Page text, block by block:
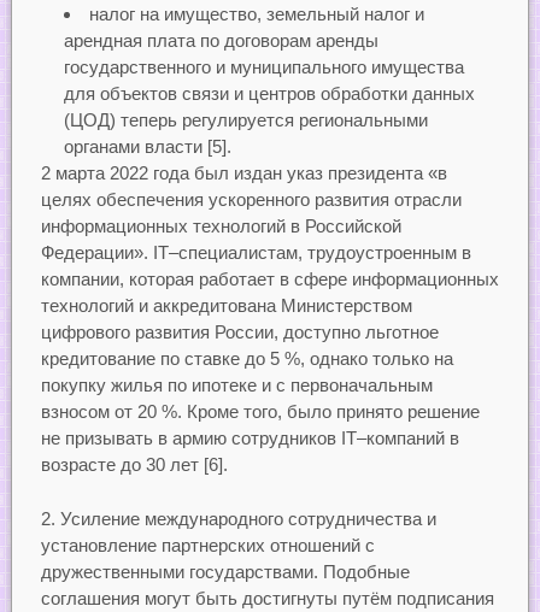
налог на имущество, земельный налог и
арендная плата по договорам аренды
государственного и муниципального имущества
для объектов связи и центров обработки данных
(ЦОД) теперь регулируется региональными
органами власти [5].
2 марта 2022 года был издан указ президента «в
целях обеспечения ускоренного развития отрасли
информационных технологий в Российской
Федерации». IT–специалистам, трудоустроенным в
компании, которая работает в сфере информационных
технологий и аккредитована Министерством
цифрового развития России, доступно льготное
кредитование по ставке до 5 %, однако только на
покупку жилья по ипотеке и с первоначальным
взносом от 20 %. Кроме того, было принято решение
не призывать в армию сотрудников IT–компаний в
возрасте до 30 лет [6].
2. Усиление международного сотрудничества и
установление партнерских отношений с
дружественными государствами. Подобные
соглашения могут быть достигнуты путём подписания